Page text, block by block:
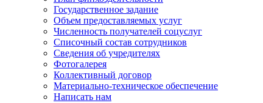
Государственное задание
Объем предоставляемых услуг
Численность получателей соцуслуг
Списочный состав сотрудников
Сведения об учредителях
Фотогалерея
Коллективный договор
Материально-техническое обеспечение
Написать нам